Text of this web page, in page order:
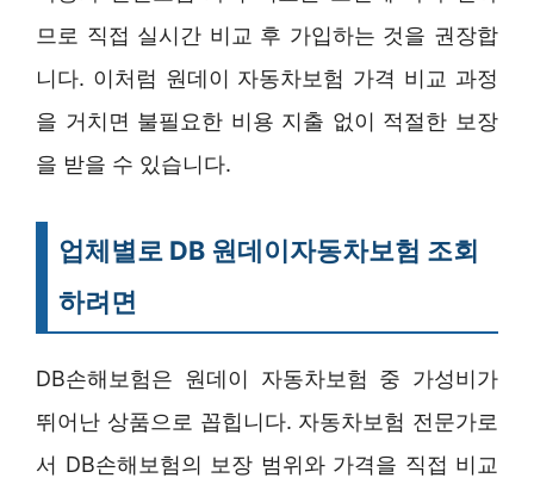
므로 직접 실시간 비교 후 가입하는 것을 권장합
니다. 이처럼 원데이 자동차보험 가격 비교 과정
을 거치면 불필요한 비용 지출 없이 적절한 보장
을 받을 수 있습니다.
업체별로 DB 원데이자동차보험 조회
하려면
DB손해보험은 원데이 자동차보험 중 가성비가
뛰어난 상품으로 꼽힙니다. 자동차보험 전문가로
서 DB손해보험의 보장 범위와 가격을 직접 비교